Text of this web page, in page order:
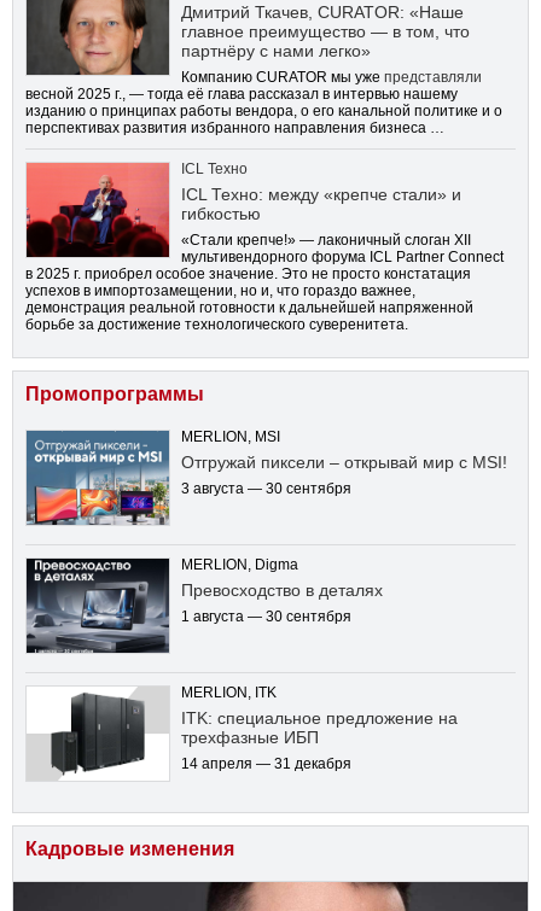
Дмитрий Ткачев, CURATOR: «Наше
главное преимущество — в том, что
партнёру с нами легко»
Компанию CURATOR мы уже представляли
весной 2025 г., — тогда её глава рассказал в интервью нашему
изданию о принципах работы вендора, о его канальной политике и о
перспективах развития избранного направления бизнеса …
ICL Техно
ICL Техно: между «крепче стали» и
гибкостью
«Стали крепче!» — лаконичный слоган XII
мультивендорного форума ICL Partner Connect
в 2025 г. приобрел особое значение. Это не просто констатация
успехов в импортозамещении, но и, что гораздо важнее,
демонстрация реальной готовности к дальнейшей напряженной
борьбе за достижение технологического суверенитета.
Промопрограммы
MERLION, MSI
Отгружай пиксели – открывай мир с MSI!
3 августа — 30 сентября
MERLION, Digma
Превосходство в деталях
1 августа — 30 сентября
MERLION, ITK
ITK: специальное предложение на
трехфазные ИБП
14 апреля — 31 декабря
Кадровые изменения